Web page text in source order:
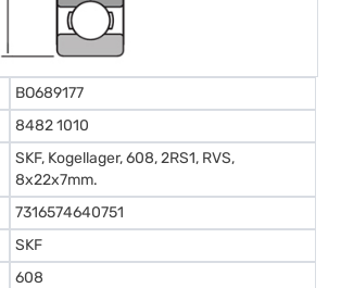
BO689177
8482 1010
SKF, Kogellager, 608, 2RS1, RVS,
8x22x7mm.
7316574640751
SKF
608